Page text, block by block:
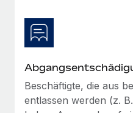
Auch im neuen Jahr wollen
aller Größen dabei
Mehr erfahren
Wie Phiture 55
Beschäftigte, die aus
entlassen werden (z.